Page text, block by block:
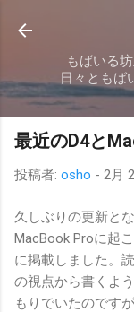
スキッ
もばいる
日々ともば
最近のD4と
投稿者: osho - 2月
久しぶりの更新と
MacBook Proに起
に掲載しました。
の視点から書くよ
もりでいたのです